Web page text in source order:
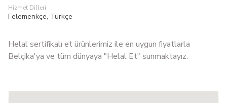
Hizmet Dilleri
Felemenkçe, Türkçe
Helal sertifikalı et ürünlerimiz ile en uygun fiyatlarla
Belçika'ya ve tüm dünyaya "Helal Et" sunmaktayız.